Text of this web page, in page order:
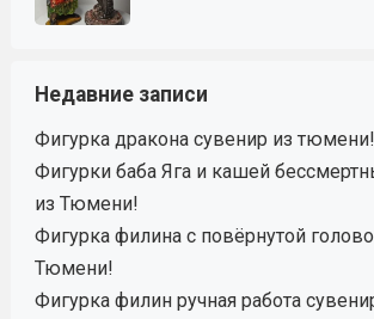
Недавние записи
Фигурка дракона сувенир из тюмени!
Фигурки баба Яга и кашей
из Тюмени!
Фигурка филина с повёрнутой
Тюмени!
Фигурка филин ручная работа